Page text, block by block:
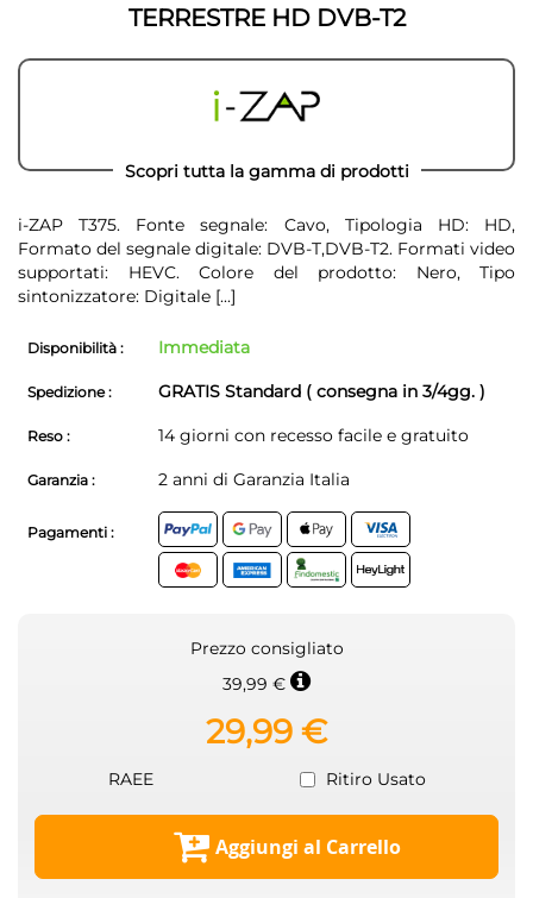
TERRESTRE HD DVB-T2
Scopri tutta la gamma di prodotti
i-ZAP T375. Fonte segnale: Cavo, Tipologia HD: HD,
Formato del segnale digitale: DVB-T,DVB-T2. Formati video
supportati: HEVC. Colore del prodotto: Nero, Tipo
sintonizzatore: Digitale [...]
Disponibilità : Immediata
Spedizione : GRATIS Standard ( consegna in 3/4gg. )
Reso : 14 giorni con recesso facile e gratuito
Garanzia : 2 anni di Garanzia Italia
Pagamenti :
Prezzo consigliato
39,99 €
29,99 €
RAEE Ritiro Usato
Aggiungi al Carrello